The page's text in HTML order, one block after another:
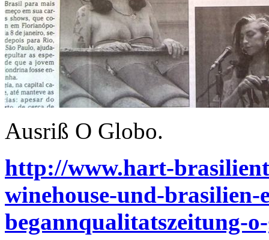
Ausriß O Globo.
http://www.hart-
winehouse-und-
begannqualitatszeitung-